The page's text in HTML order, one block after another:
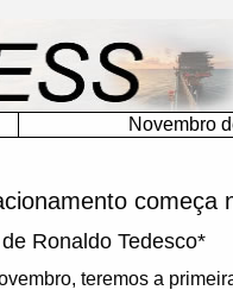
Novembro
começa
Ronaldo Tedesco*
teremos a